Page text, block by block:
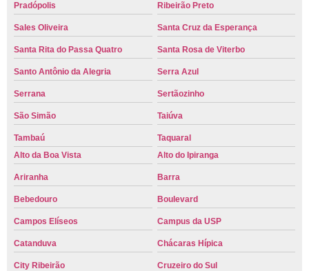
Pradópolis Ribeirão Preto
Sales Oliveira Santa Cruz da Esperança
Santa Rita do Passa Quatro Santa Rosa de Viterbo
Santo Antônio da Alegria Serra Azul
Serrana Sertãozinho
São Simão Taiúva
Tambaú
Taquaral
Alto da Boa Vista
Alto do Ipiranga
Ariranha Barra
Bebedouro Boulevard
Campos Elíseos Campus da USP
Catanduva Chácaras Hípica
City Ribeirão Cruzeiro do Sul